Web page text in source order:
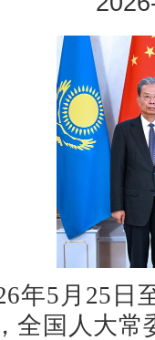
年5月25日
全国人大